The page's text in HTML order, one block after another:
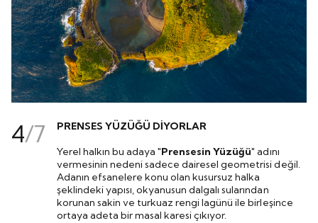
4/7
PRENSES YÜZÜĞÜ DİYORLAR
Yerel halkın bu adaya"Prensesin Yüzüğü"adını
vermesinin nedeni sadece dairesel geometrisi değil.
Adanın efsanelere konu olan kusursuz halka
şeklindeki yapısı, okyanusun dalgalı sularından
korunan sakin ve turkuaz rengi lagünü ile birleşince
ortaya adeta bir masal karesi çıkıyor.